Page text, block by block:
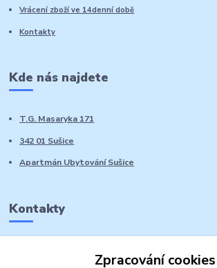
Vrácení zboží ve 14denní době
Kontakty
Kde nás najdete
T.G. Masaryka 171
342 01 Sušice
Apartmán Ubytování Sušice
Kontakty
Zpracování cookies